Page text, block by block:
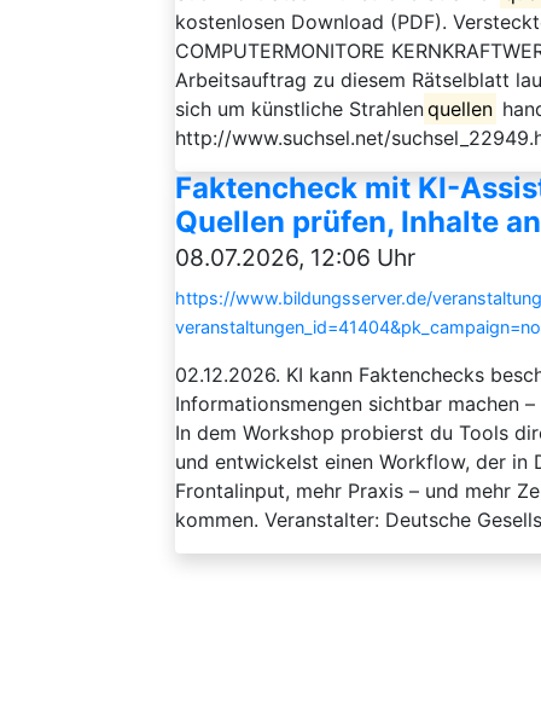
kostenlosen Download (PDF).
COMPUTERMONITORE
Arbeitsauftrag zu diesem Rätselblatt
sich um künstliche Strahlenquellen
http://www.suchsel.net/
Faktencheck mit KI-
Quellen prüfen, Inhalte
08.07.2026, 12:06 Uhr
https://www.bildungsserver.de/
02.12.2026. KI kann Faktenchecks
Informationsmengen sichtbar machen
In dem Workshop probierst du Tools
und entwickelst einen Workflow, der in
Frontalinput, mehr Praxis – und mehr
kommen. Veranstalter: Deutsche